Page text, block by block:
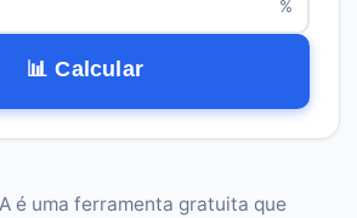
%
📊 Calcular
é uma ferramenta gratuita que